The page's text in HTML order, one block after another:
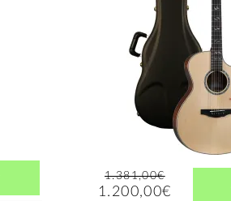
1.381,00€
1.200,00€